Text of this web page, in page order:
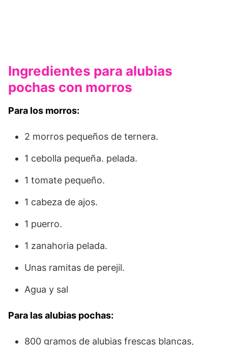
Ingredientes para alubias
pochas con morros
Para los morros:
2 morros pequeños de ternera.
1 cebolla pequeña. pelada.
1 tomate pequeño.
1 cabeza de ajos.
1 puerro.
1 zanahoria pelada.
Unas ramitas de perejil.
Agua y sal
Para las alubias pochas:
800 gramos de alubias frescas blancas,